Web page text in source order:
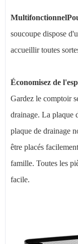
Multifonctionnel
soucoupe dispose
accueillir toutes
Économisez de
Gardez le comptoir
drainage. La plaque
plaque de drainage
être placés
famille. Toutes les
facile.